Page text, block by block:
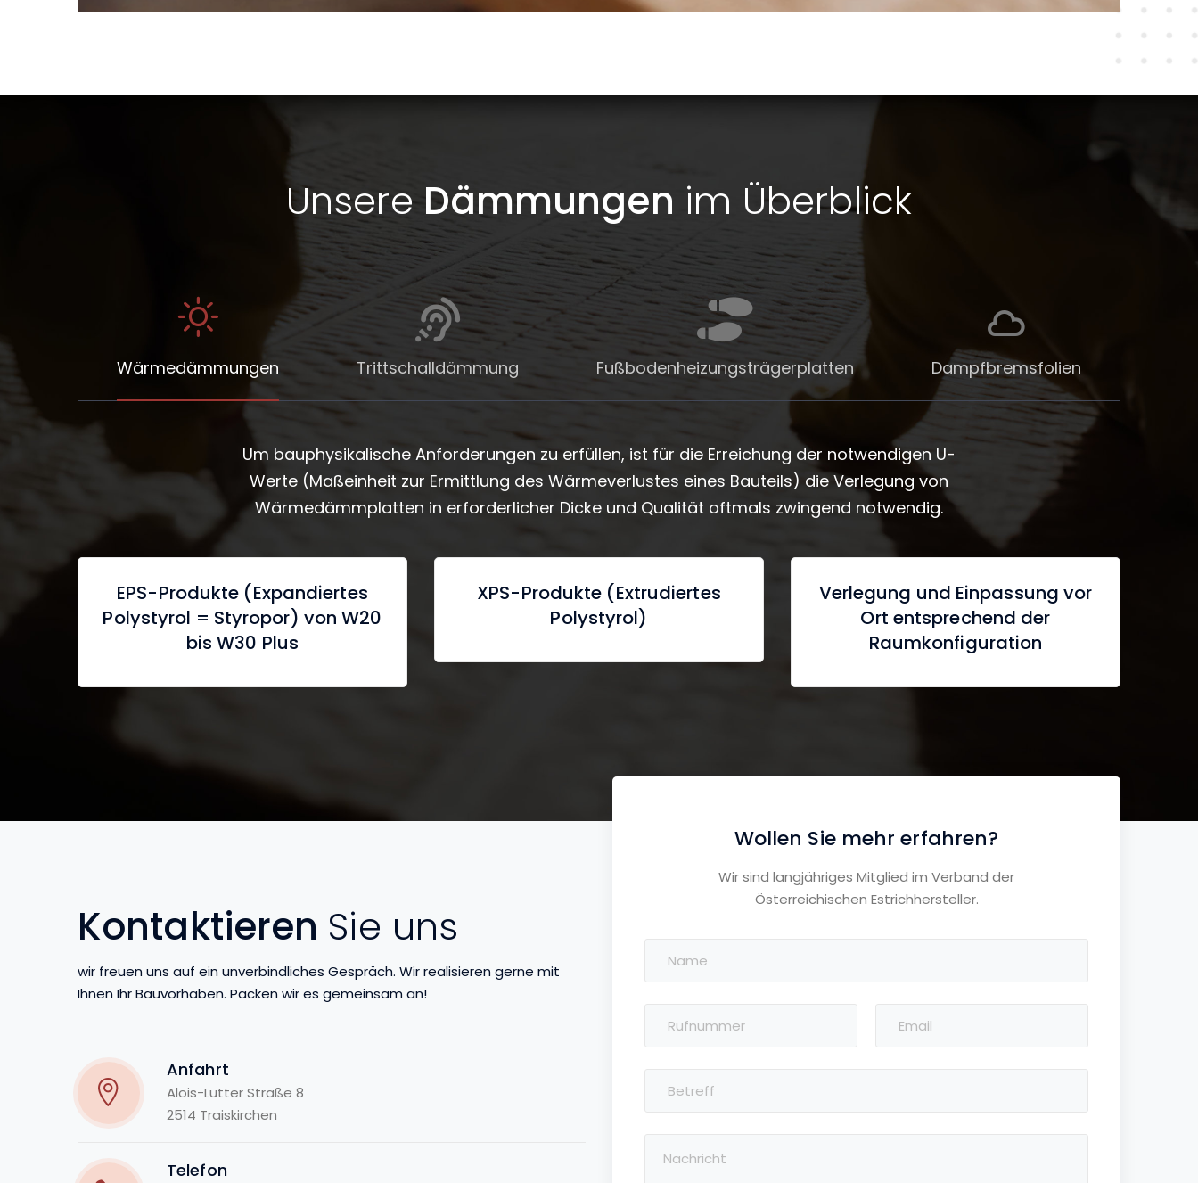
Unsere Dämmungen im Überblick
Wärmedämmungen Trittschalldämmung Fußbodenheizungsträgerplatten Dampfbremsfolien
Um bauphysikalische Anforderungen zu erfüllen, ist für die Erreichung der notwendigen U-
Werte (Maßeinheit zur Ermittlung des Wärmeverlustes eines Bauteils) die Verlegung von
Wärmedämmplatten in erforderlicher Dicke und Qualität oftmals zwingend notwendig.
EPS-Produkte (Expandiertes
Polystyrol = Styropor) von W20
bis W30 Plus
XPS-Produkte (Extrudiertes
Polystyrol)
Verlegung und Einpassung vor
Ort entsprechend der
Raumkonfiguration
Kontaktieren Sie uns
wir freuen uns auf ein unverbindliches Gespräch. Wir realisieren gerne mit
Ihnen Ihr Bauvorhaben. Packen wir es gemeinsam an!
Anfahrt
Alois-Lutter Straße 8
2514 Traiskirchen
Telefon
Wollen Sie mehr erfahren?
Wir sind langjähriges Mitglied im Verband der
Österreichischen Estrichhersteller.